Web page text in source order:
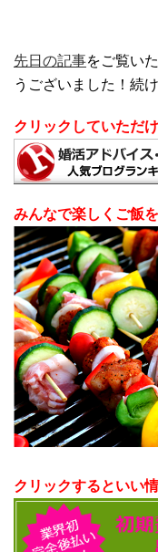
先日の記事をご覧い
うございました！続
クリックしていただ
みんなで楽しくご飯
クリックするといい